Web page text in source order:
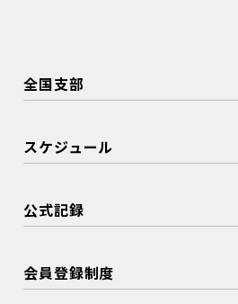
全国支部
スケジュール
公式記録
会員登録制度